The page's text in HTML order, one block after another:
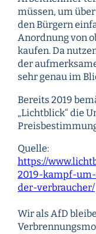
müssen, um
den Bürgern
Anordnung von
kaufen. Da
der
sehr genau im
Bereits 2019
„Lichtblick“ die
Quelle:
https://
2019-kampf-
der-verbraucher/
Wir als AfD